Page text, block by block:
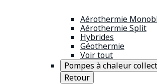
Aérothermie
Aérothermie Split
Hybrides
Géothermie
Voir tout
Pompes à chaleur
Retour